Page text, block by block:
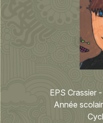
EPS Crassier
Année